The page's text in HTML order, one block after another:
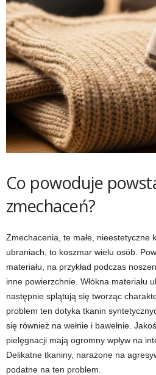
Co powoduje
zmechaceń?
Zmechacenia, te małe, nieestetyczne
ubraniach, to koszmar wielu osób.
materiału, na przykład podczas
inne powierzchnie. Włókna materiału
następnie splątują się tworząc
problem ten dotyka tkanin
się również na wełnie i bawełnie.
pielęgnacji mają ogromny wpływ na
Delikatne tkaniny, narażone na
podatne na ten problem.